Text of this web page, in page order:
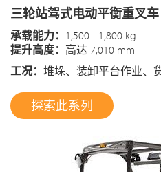
三轮站驾式电动平衡重叉车
承载能力： 1,500 - 1,800 kg
提升高度： 高达 7,010 mm
工况： 堆垛、装卸平台作业、
探索此系列